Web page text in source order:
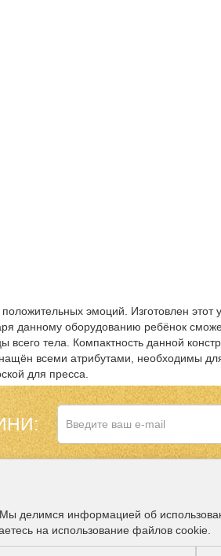
эмоций. Изготовлен этот
данному оборудованию ребёнок
тела. Компактность данной
всеми атрибутами, необходимы
для пресса.
делимся информацией об
на использование файлов cookie.